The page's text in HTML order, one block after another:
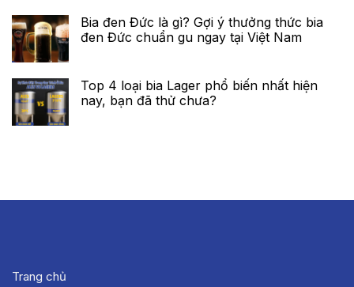
Bia đen Đức là gì? Gợi ý thưởng thức bia
đen Đức chuẩn gu ngay tại Việt Nam
Top 4 loại bia Lager phổ biến nhất hiện
nay, bạn đã thử chưa?
Trang chủ